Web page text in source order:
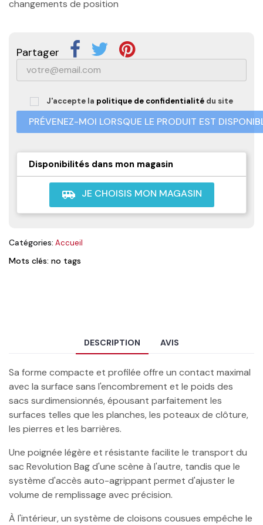
changements de position
Partager
J'accepte la politique de confidentialité du site
PRÉVENEZ-MOI LORSQUE LE PRODUIT EST
Disponibilités dans mon magasin
airport_shuttle JE CHOISIS MON MAGASIN
Catégories: Accueil
Mots clés: no tags
DESCRIPTION AVIS
Sa forme compacte et profilée offre un contact maximal
avec la surface sans l'encombrement et le poids des
sacs surdimensionnés, épousant parfaitement les
surfaces telles que les planches, les poteaux de clôture,
les pierres et les barrières.
Une poignée légère et résistante facilite le transport du
sac Revolution Bag d'une scène à l'autre, tandis que le
système d'accès auto-agrippant permet d'ajuster le
volume de remplissage avec précision.
À l'intérieur, un système de cloisons cousues empêche le